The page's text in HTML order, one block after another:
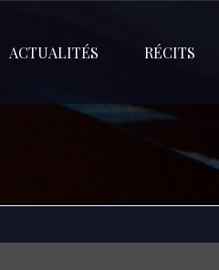
ACTUALITÉS RÉCITS